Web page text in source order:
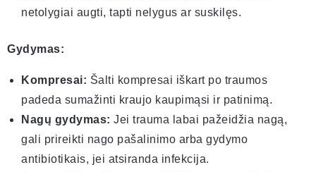
netolygiai augti, tapti nelygus ar suskilęs.
Gydymas:
Kompresai: Šalti kompresai iškart po traumos
padeda sumažinti kraujo kaupimąsi ir patinimą.
Nagų gydymas: Jei trauma labai pažeidžia nagą,
gali prireikti nago pašalinimo arba gydymo
antibiotikais, jei atsiranda infekcija.